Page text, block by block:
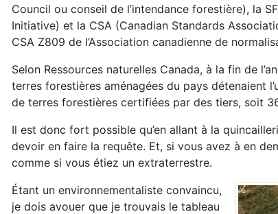
Council ou conseil de l’intendance forestière), la
Initiative) et la CSA (Canadian Standards
CSA Z809 de l’Association canadienne de
Selon Ressources naturelles Canada, à la fin de
terres forestières aménagées du pays détenaient
de terres forestières certifiées par des tiers, soit
Il est donc fort possible qu’en allant à la
devoir en faire la requête. Et, si vous avez à en
comme si vous étiez un extraterrestre.
Étant un environnementaliste convaincu,
je dois avouer que je trouvais le tableau